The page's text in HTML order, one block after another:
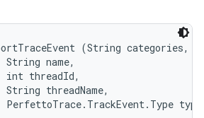
(String categories,
String name,
int threadId,
String threadName,
PerfettoTrace.TrackEvent.Type